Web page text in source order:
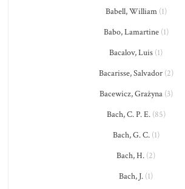
Babell, William(1)
Babo, Lamartine(1)
Bacalov, Luis (1)
Bacarisse, Salvador(2)
Bacewicz, Grażyna(3)
Bach, C. P. E.(85)
Bach, G. C.(1)
Bach, H. (2)
Bach, J. (1)